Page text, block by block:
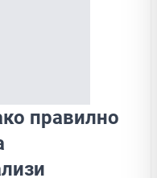
правилно